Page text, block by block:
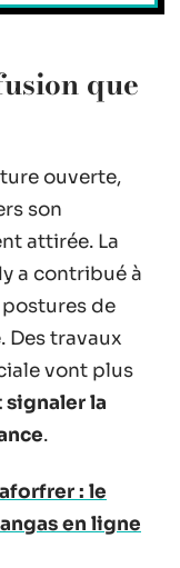
que
ouverte,
son
attirée. La
a contribué à
de
Des travaux
vont plus
la
.
: le
en ligne